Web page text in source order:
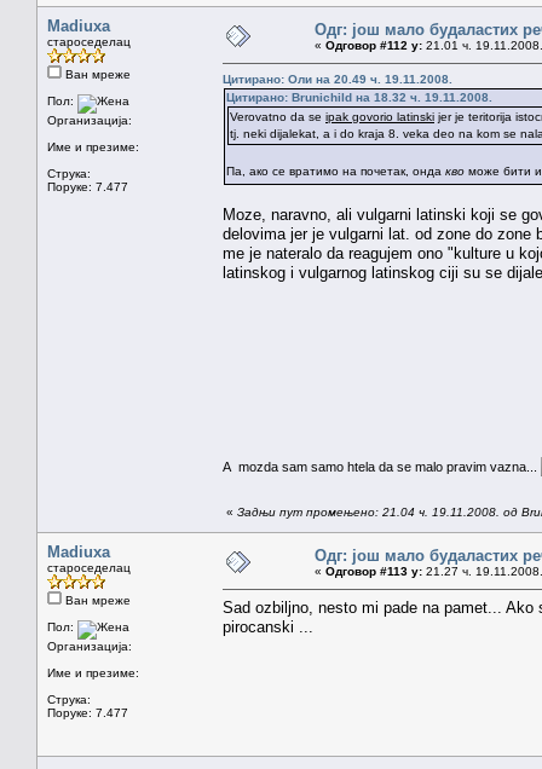
Madiuxa
староседелац
Ван мреже
Пол:
Организација:
Име и презиме:
Струка:
Поруке: 7.477
Одг: још мало будаластих
« Одговор #112 у: 21.01 ч.
Цитирано: Оли на 20.49 ч. 19.11.2008.
Цитирано: Brunichild на 18.32 ч. 19.11.2008.
Verovatno da se ipak govorio latinski jer je teritorija
tj. neki dijalekat, a i do kraja 8. veka deo na kom se
Па, ако се вратимо на почетак, онда кво може бити
Moze, naravno, ali vulgarni latinski koji se
delovima jer je vulgarni lat. od zone do
me je nateralo da reagujem ono "kulture u
latinskog i vulgarnog latinskog ciji su se
A mozda sam samo htela da se malo pravim vazna...
« Задњи пут промењено: 21.04 ч. 19.11.2008. од
Madiuxa
староседелац
Ван мреже
Пол:
Организација:
Име и презиме:
Струка:
Поруке: 7.477
Одг: још мало будаластих
« Одговор #113 у: 21.27 ч.
Sad ozbiljno, nesto mi pade na pamet...
pirocanski ...